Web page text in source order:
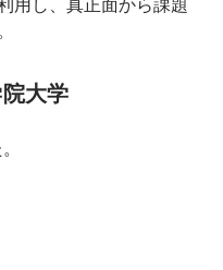
大学